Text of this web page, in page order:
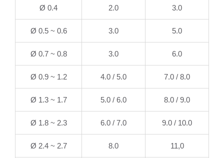
Ø 0.4 2.0 3.0
Ø 0.5 ~ 0.6 3.0 5.0
Ø 0.7 ~ 0.8 3.0 6.0
Ø 0.9 ~ 1.2 4.0 / 5.0 7.0 / 8.0
Ø 1.3 ~ 1.7 5.0 / 6.0 8.0 / 9.0
Ø 1.8 ~ 2.3 6.0 / 7.0 9.0 / 10.0
Ø 2.4 ~ 2.7 8.0 11,0